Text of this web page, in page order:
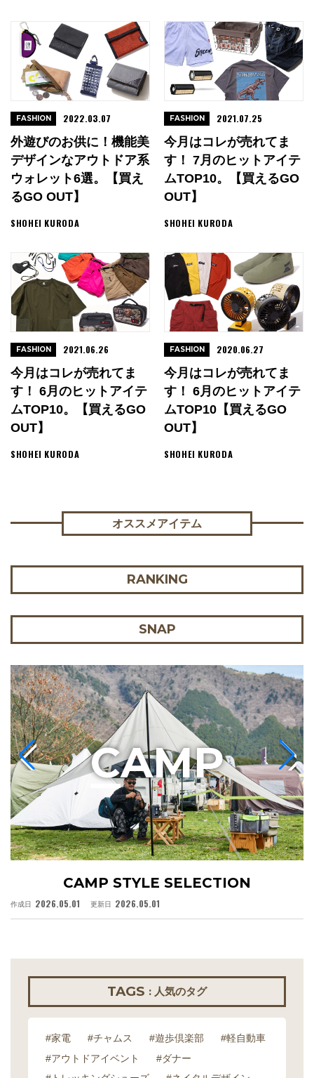
外遊びのお供に！機能美
デザインなアウトドア系
ウォレット6選。【買え
るGO OUT】
SHOHEI KURODA
FASHION 2022.03.07
今月はコレが売れてま
す！ 7月のヒットアイテ
ムTOP10。【買えるGO
OUT】
SHOHEI KURODA
FASHION 2021.07.25
今月はコレが売れてま
す！ 6月のヒットアイテ
ムTOP10。【買えるGO
OUT】
SHOHEI KURODA
FASHION 2021.06.26
今月はコレが売れてま
す！ 6月のヒットアイテ
ムTOP10【買えるGO
OUT】
SHOHEI KURODA
FASHION 2020.06.27
オススメアイテム
RANKING
SNAP
CAMP STYLE SELECTION
作成日 2026.05.01 更新日 2026.05.01
CAMP
TAGS : 人気のタグ
#家電 #チャムス #遊歩倶楽部
#軽自動車
#アウトドアイベント
#ダナー